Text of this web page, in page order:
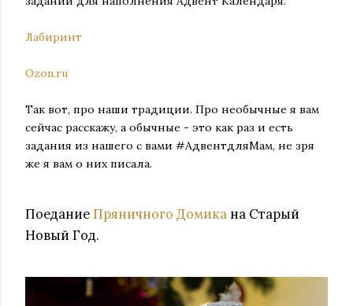
Лабиринт
Ozon.ru
Так вот, про наши традиции. Про необычные я вам
сейчас расскажу, а обычные - это как раз и есть
задания из нашего с вами #АдвентдляМам, не зря
же я вам о них писала.
Поедание Пряничного Домика на Старый
Новый Год.